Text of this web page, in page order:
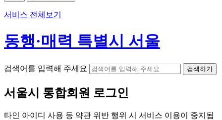
서비스 전체보기
동행·매력 특별시 서울
검색어를 입력해 주세요 검색하기
서울시 통합회원 로그인
타인 아이디 사용 등 약관 위반 행위 시 서비스 이용이 중지됩